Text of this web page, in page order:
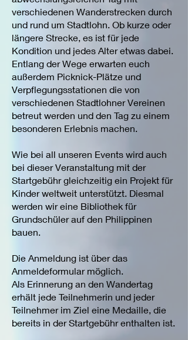
verschiedenen Wanderstrecken durch
und rund um Stadtlohn. Ob kurze oder
längere Strecke, es ist für jede
Kondition und jedes Alter etwas dabei.
Entlang der Wege erwarten euch
außerdem Picknick-Plätze und
Verpflegungsstationen die von
verschiedenen Stadtlohner Vereinen
betreut werden und den Tag zu einem
besonderen Erlebnis machen.
Wie bei all unseren Events wird auch
bei dieser Veranstaltung mit der
Startgebühr gleichzeitig ein Projekt für
Kinder weltweit unterstützt. Diesmal
werden wir eine Bibliothek für
Grundschüler auf den Philippinen
bauen.
Die Anmeldung ist über das
Anmeldeformular möglich.
Als Erinnerung an den Wandertag
erhält jede Teilnehmerin und jeder
Teilnehmer im Ziel eine Medaille, die
bereits in der Startgebühr enthalten ist.